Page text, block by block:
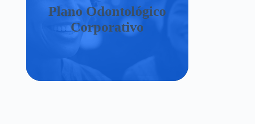
Plano Odontológico
Corporativo